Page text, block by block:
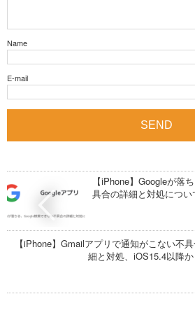
Name
E-mail
【iPhone】Googleが落
具合の詳細と対処につい
【iPhone】Gmailアプリで通知がこない不
細と対処、iOS15.4以降